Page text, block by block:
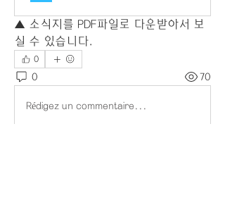
▲ 소식지를 PDF파일로 다운받아서 보
실 수 있습니다.
0
0 70
Rédigez un commentaire...